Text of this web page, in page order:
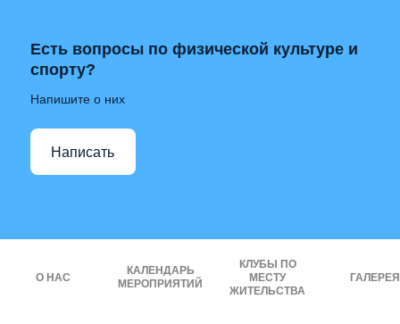
Есть вопросы по физической культуре и
спорту?
Напишите о них
Написать
О НАС
КАЛЕНДАРЬ
МЕРОПРИЯТИЙ
КЛУБЫ ПО
МЕСТУ
ЖИТЕЛЬСТВА
ГАЛЕРЕЯ